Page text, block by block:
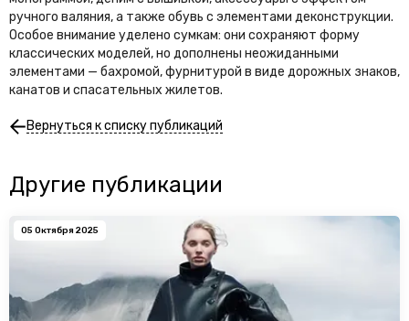
ручного валяния, а также обувь с элементами деконструкции.
Особое внимание уделено сумкам: они сохраняют форму
классических моделей, но дополнены неожиданными
элементами — бахромой, фурнитурой в виде дорожных знаков,
канатов и спасательных жилетов.
Вернуться к списку публикаций
Другие публикации
05 Октября 2025